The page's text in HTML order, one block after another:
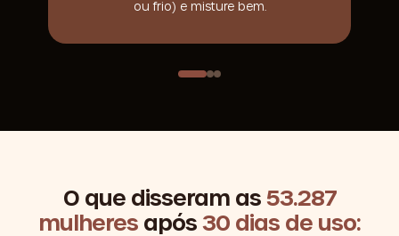
ou frio) e misture bem.
O que disseram as 53.287
mulheres após 30 dias de uso: